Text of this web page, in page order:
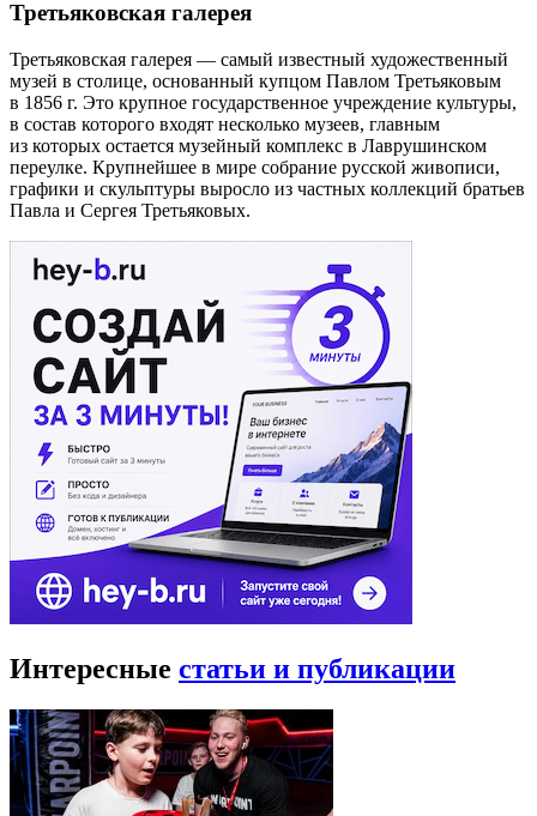
Третьяковская галерея
Третьяковская галерея — самый известный художественный
музей в столице, основанный купцом Павлом Третьяковым
в 1856 г. Это крупное государственное учреждение культуры,
в состав которого входят несколько музеев, главным
из которых остается музейный комплекс в Лаврушинском
переулке. Крупнейшее в мире собрание русской живописи,
графики и скульптуры выросло из частных коллекций братьев
Павла и Сергея Третьяковых.
Интересные статьи и публикации